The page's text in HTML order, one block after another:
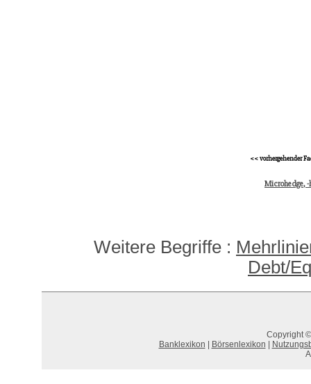
<< vorhergehender
Microhedge, -
Weitere Begriffe :
Debt/
Copyright
Banklexikon
Börsenlexikon